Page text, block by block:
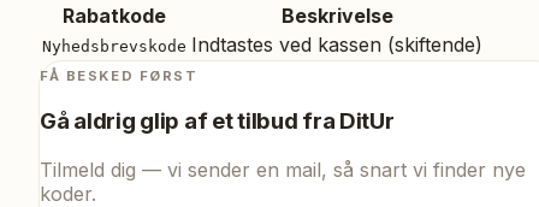
Rabatkode
Beskrivelse
Nyhedsbrevskode Indtastes ved kassen (skiftende)
FÅ BESKED FØRST
Gå aldrig glip af et tilbud fra DitUr
Tilmeld dig — vi sender en mail, så snart vi finder nye
koder.